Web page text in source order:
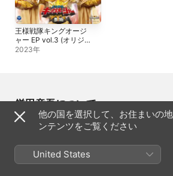
王様戦隊キングオージ
ャー EP vol.3 (オリジ
ナル・サウンドトラッ
2023年
鎌田章吾について
生年月日
ジャンル
サウンドトラック
他の国を選択して、お住まいの
ンテンツをご覧ください
United States